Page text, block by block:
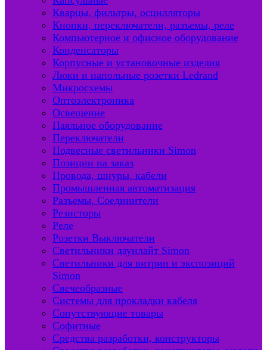
Кварцы, фильтры, осцилляторы
Кнопки, переключатели, разъемы, реле
Компьютерное и офисное оборудование
Конденсаторы
Корпусные и установочные изделия
Люки и напольные розетки Ledrand
Микросхемы
Оптоэлектроника
Освещение
Паяльное оборудование
Переключатели
Подвесные светильники Simon
Позиции на заказ
Провода, шнуры, кабели
Промышленная автоматизация
Разъемы, Соединители
Резисторы
Реле
Розетки Выключатели
Светильники даунлайт Simon
Светильники для витрин и экспозиций
Simon
Свечеобразные
Системы для прокладки кабеля
Сопутствующие товары
Софитные
Средства разработки, конструкторы